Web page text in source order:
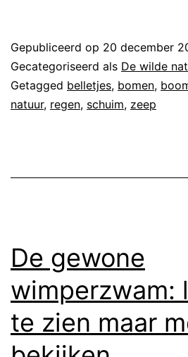
Gepubliceerd op 20 december
Gecategoriseerd als De wilde
Getagged belletjes, bomen,
natuur, regen, schuim, zeep
De gewone
wimperzwam:
te zien maar